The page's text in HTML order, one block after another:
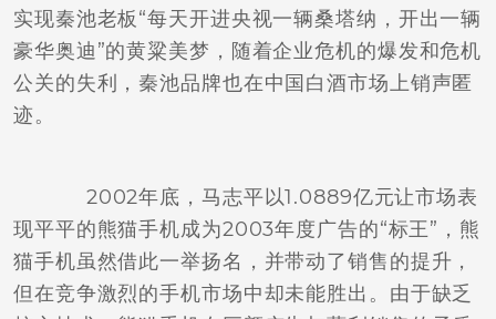
实现秦池老板“每天开进央视一辆桑塔纳，开出一辆
豪华奥迪”的黄粱美梦，随着企业危机的爆发和危机
公关的失利，秦池品牌也在中国白酒市场上销声匿
迹。
2002年底，马志平以1.0889亿元让市场表
现平平的熊猫手机成为2003年度广告的“标王”，熊
猫手机虽然借此一举扬名，并带动了销售的提升，
但在竞争激烈的手机市场中却未能胜出。由于缺乏